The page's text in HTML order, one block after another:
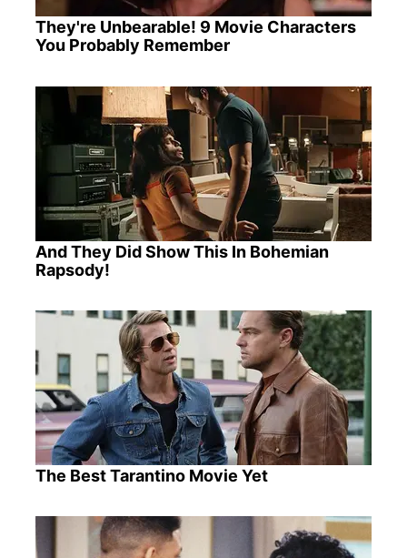
They're Unbearable! 9 Movie Characters
You Probably Remember
And They Did Show This In Bohemian
Rapsody!
The Best Tarantino Movie Yet